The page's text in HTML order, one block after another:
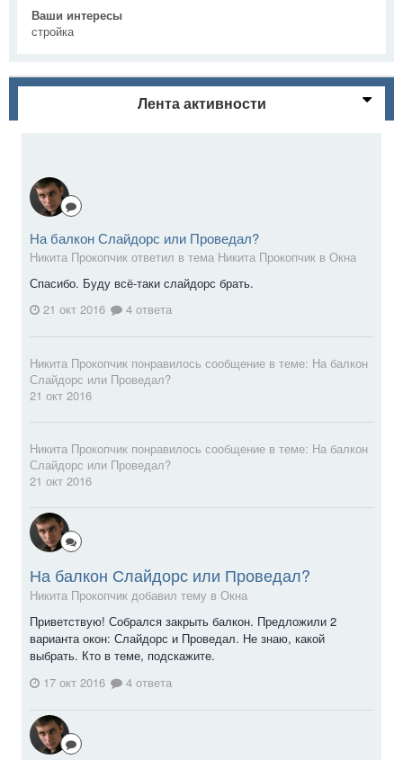
Ваши интересы
стройка
Лента активности
На балкон Слайдорс или Проведал?
Никита Прокопчик ответил в тема Никита Прокопчик в Окна
Спасибо. Буду всё-таки слайдорс брать.
21 окт 2016
4 ответа
Никита Прокопчик понравилось сообщение в теме: На балкон
Слайдорс или Проведал?
21 окт 2016
Никита Прокопчик понравилось сообщение в теме: На балкон
Слайдорс или Проведал?
21 окт 2016
На балкон Слайдорс или Проведал?
Никита Прокопчик добавил тему в Окна
Приветствую! Собрался закрыть балкон. Предложили 2
варианта окон: Слайдорс и Проведал. Не знаю, какой
выбрать. Кто в теме, подскажите.
17 окт 2016
4 ответа